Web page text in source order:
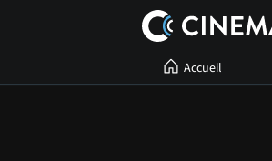
Accueil